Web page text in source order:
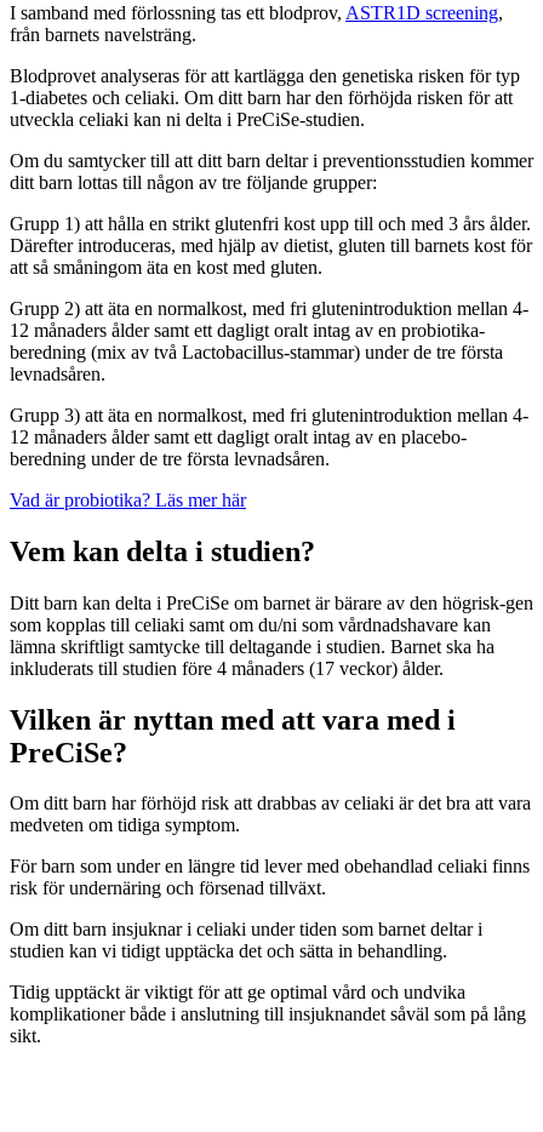
I samband med förlossning tas ett blodprov, ASTR1D screening,
från barnets navelsträng.
Blodprovet analyseras för att kartlägga den genetiska risken för typ
1-diabetes och celiaki. Om ditt barn har den förhöjda risken för att
utveckla celiaki kan ni delta i PreCiSe-studien.
Om du samtycker till att ditt barn deltar i preventionsstudien kommer
ditt barn lottas till någon av tre följande grupper:
Grupp 1) att hålla en strikt glutenfri kost upp till och med 3 års ålder.
Därefter introduceras, med hjälp av dietist, gluten till barnets kost för
att så småningom äta en kost med gluten.
Grupp 2) att äta en normalkost, med fri glutenintroduktion mellan 4-
12 månaders ålder samt ett dagligt oralt intag av en probiotika-
beredning (mix av två Lactobacillus-stammar) under de tre första
levnadsåren.
Grupp 3) att äta en normalkost, med fri glutenintroduktion mellan 4-
12 månaders ålder samt ett dagligt oralt intag av en placebo-
beredning under de tre första levnadsåren.
Vad är probiotika? Läs mer här
Vem kan delta i studien?
Ditt barn kan delta i PreCiSe om barnet är bärare av den högrisk-gen
som kopplas till celiaki samt om du/ni som vårdnadshavare kan
lämna skriftligt samtycke till deltagande i studien. Barnet ska ha
inkluderats till studien före 4 månaders (17 veckor) ålder.
Vilken är nyttan med att vara med i
PreCiSe?
Om ditt barn har förhöjd risk att drabbas av celiaki är det bra att vara
medveten om tidiga symptom.
För barn som under en längre tid lever med obehandlad celiaki finns
risk för undernäring och försenad tillväxt.
Om ditt barn insjuknar i celiaki under tiden som barnet deltar i
studien kan vi tidigt upptäcka det och sätta in behandling.
Tidig upptäckt är viktigt för att ge optimal vård och undvika
komplikationer både i anslutning till insjuknandet såväl som på lång
sikt.